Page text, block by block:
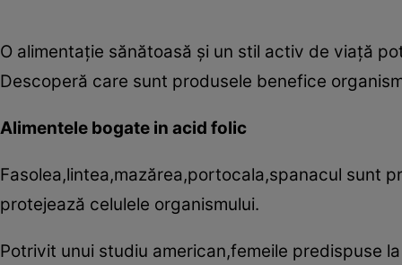
O alimentaţie sănătoasă şi un stil activ de viaţă
Descoperă care sunt produsele benefice
Alimentele bogate in acid folic
Fasolea,lintea,mazărea,portocala,spanacul sunt
protejează celulele organismului.
Potrivit unui studiu american,femeile predispuse